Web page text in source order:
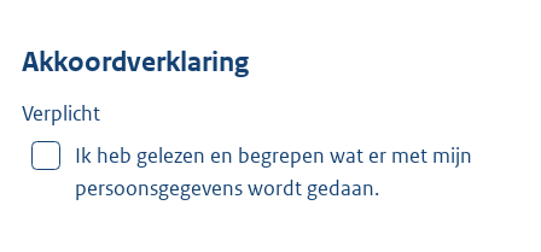
e
r
n
Akkoordverklaring
Verplicht
Ik heb gelezen en begrepen wat er met mijn
persoonsgegevens wordt gedaan.